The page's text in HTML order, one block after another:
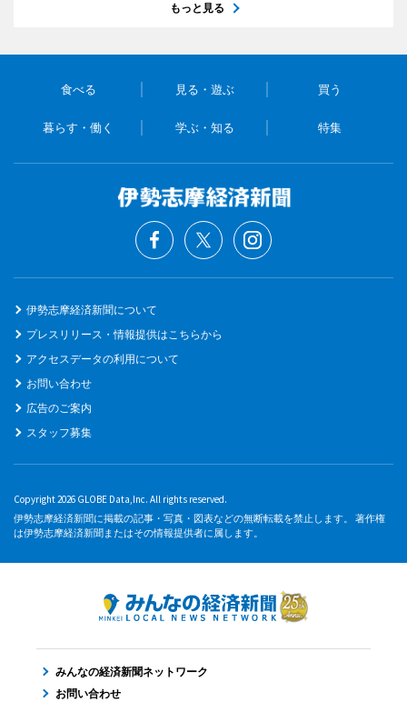
もっと見る
食べる 見る・遊ぶ 買う
暮らす・働く 学ぶ・知る 特集
伊勢志摩経済新聞について
プレスリリース・情報提供はこちらから
アクセスデータの利用について
お問い合わせ
広告のご案内
スタッフ募集
Copyright 2026 GLOBE Data,Inc. All rights reserved.
伊勢志摩経済新聞に掲載の記事・写真・図表などの無断転載を禁止します。 著作権
は伊勢志摩経済新聞またはその情報提供者に属します。
みんなの経済新聞ネットワーク
お問い合わせ